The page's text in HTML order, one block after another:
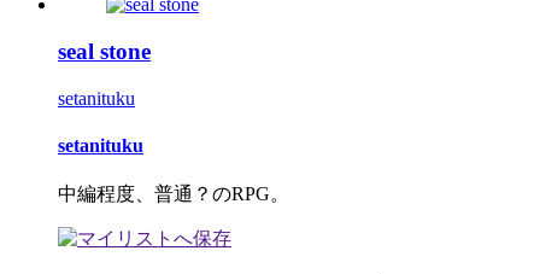
seal stone
setanituku
setanituku
中編程度、普通？のRPG。